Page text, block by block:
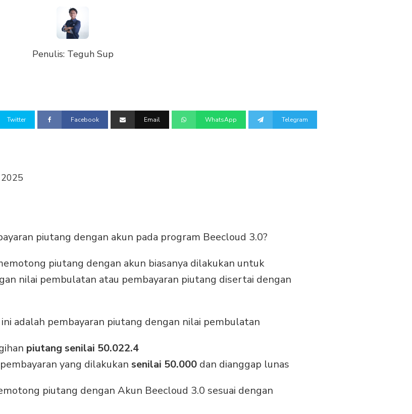
Penulis: Teguh Sup
Twitter Facebook Email WhatsApp Telegram
piutang dengan akun pada program Beecloud 3.0?
piutang dengan akun biasanya dilakukan untuk
nilai pembulatan atau pembayaran piutang disertai dengan
adalah pembayaran piutang dengan nilai pembulatan
piutang senilai 50.022.4
yang dilakukan senilai 50.000 dan dianggap lunas
piutang dengan Akun Beecloud 3.0 sesuai dengan